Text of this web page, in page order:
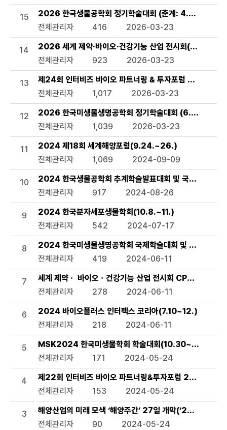
15
2026 한국생물공학회 정기학술대회 (춘계: 4.8.(수
전체관리자
416 2026-03-23
14
2026 세계 제약·바이오·건강기능 산업 전시회(CPHI)
전체관리자
923 2026-03-23
13
제24회 인터비즈 바이오 파트너링 & 투자포럼 2026
전체관리자
1,017 2026-03-23
12
2026 한국미생물생명공학회 정기학술대회 (6.24.(수
전체관리자
1,039 2026-03-23
11
2024 제18회 세계해양포럼(9.24.~26.)
전체관리자
1,069 2024-09-09
10
2024 한국생물공학회 추계학술발표대회 및 국제 심포
전체관리자
917 2024-08-26
9
2024 한국분자세포생물학회(10.8.~11.)
전체관리자
542 2024-07-17
8
2024 한국미생물생명공학회 국제학술대회 및 정기학
전체관리자
419 2024-06-11
7
세계 제약ㆍ 바이오ㆍ건강기능 산업 전시회 CPHI/ Hi
전체관리자
278 2024-06-11
6
2024 바이오플러스 인터펙스 코리아(7.10~12.)
전체관리자
218 2024-06-11
5
MSK2024 한국미생물학회 학술대회(10.30~11.1.)
전체관리자
171 2024-05-24
4
제22회 인터비즈 바이오 파트너링&투자포럼
전체관리자
153 2024-05-24
3
해양산업의 미래 모색 ‘해양주간’ 27일 개막(‘2024 해
전체관리자
90 2024-05-24